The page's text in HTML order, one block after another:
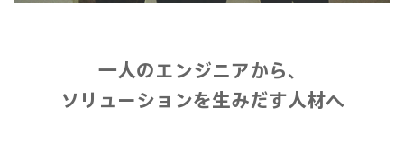
一人のエンジニアから、
ソリューションを生みだす人材へ